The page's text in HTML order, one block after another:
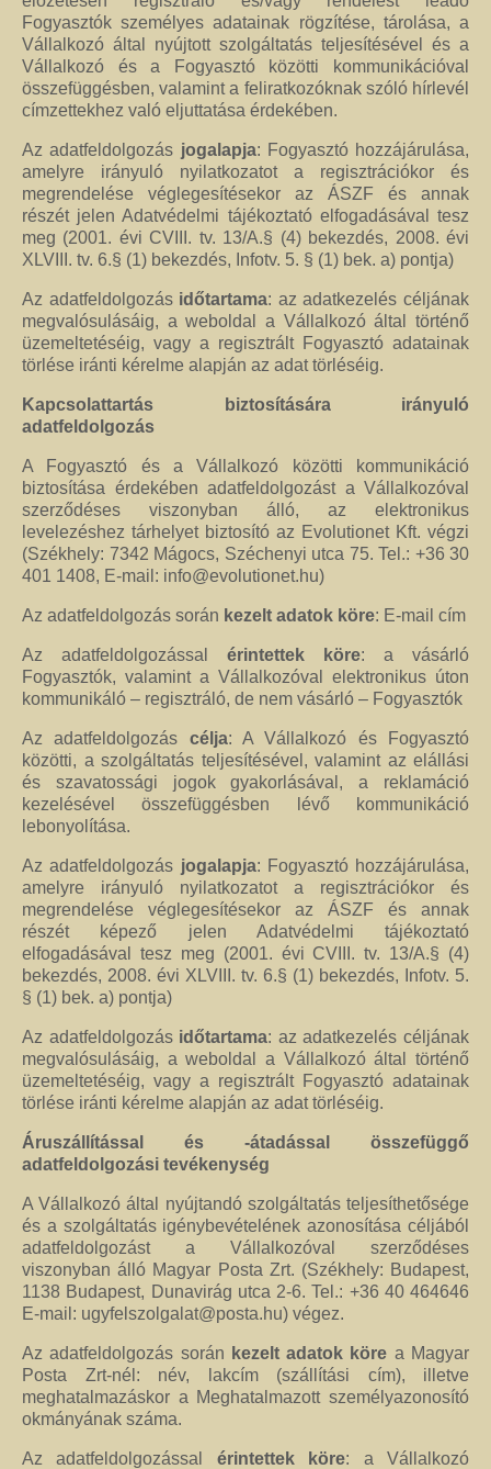
Fogyasztók személyes adatainak rögzítése, tárolása, a
Vállalkozó által nyújtott szolgáltatás teljesítésével és a
Vállalkozó és a Fogyasztó közötti kommunikációval
összefüggésben, valamint a feliratkozóknak szóló hírlevél
címzettekhez való eljuttatása érdekében.
Az adatfeldolgozás jogalapja: Fogyasztó hozzájárulása,
amelyre irányuló nyilatkozatot a regisztrációkor és
megrendelése véglegesítésekor az ÁSZF és annak
részét jelen Adatvédelmi tájékoztató elfogadásával tesz
meg (2001. évi CVIII. tv. 13/A.§ (4) bekezdés, 2008. évi
XLVIII. tv. 6.§ (1) bekezdés, Infotv. 5. § (1) bek. a) pontja)
Az adatfeldolgozás időtartama: az adatkezelés céljának
megvalósulásáig, a weboldal a Vállalkozó által történő
üzemeltetéséig, vagy a regisztrált Fogyasztó adatainak
törlése iránti kérelme alapján az adat törléséig.
Kapcsolattartás biztosítására irányuló
adatfeldolgozás
A Fogyasztó és a Vállalkozó közötti kommunikáció
biztosítása érdekében adatfeldolgozást a Vállalkozóval
szerződéses viszonyban álló, az elektronikus
levelezéshez tárhelyet biztosító az Evolutionet Kft. végzi
(Székhely: 7342 Mágocs, Széchenyi utca 75. Tel.: +36 30
401 1408, E-mail: info@evolutionet.hu)
Az adatfeldolgozás során kezelt adatok köre: E-mail cím
Az adatfeldolgozással érintettek köre: a vásárló
Fogyasztók, valamint a Vállalkozóval elektronikus úton
kommunikáló – regisztráló, de nem vásárló – Fogyasztók
Az adatfeldolgozás célja: A Vállalkozó és Fogyasztó
közötti, a szolgáltatás teljesítésével, valamint az elállási
és szavatossági jogok gyakorlásával, a reklamáció
kezelésével összefüggésben lévő kommunikáció
lebonyolítása.
Az adatfeldolgozás jogalapja: Fogyasztó hozzájárulása,
amelyre irányuló nyilatkozatot a regisztrációkor és
megrendelése véglegesítésekor az ÁSZF és annak
részét képező jelen Adatvédelmi tájékoztató
elfogadásával tesz meg (2001. évi CVIII. tv. 13/A.§ (4)
bekezdés, 2008. évi XLVIII. tv. 6.§ (1) bekezdés, Infotv. 5.
§ (1) bek. a) pontja)
Az adatfeldolgozás időtartama: az adatkezelés céljának
megvalósulásáig, a weboldal a Vállalkozó által történő
üzemeltetéséig, vagy a regisztrált Fogyasztó adatainak
törlése iránti kérelme alapján az adat törléséig.
Áruszállítással és -átadással összefüggő
adatfeldolgozási tevékenység
A Vállalkozó által nyújtandó szolgáltatás teljesíthetősége
és a szolgáltatás igénybevételének azonosítása céljából
adatfeldolgozást a Vállalkozóval szerződéses
viszonyban álló Magyar Posta Zrt. (Székhely: Budapest,
1138 Budapest, Dunavirág utca 2-6. Tel.: +36 40 464646
E-mail: ugyfelszolgalat@posta.hu) végez.
Az adatfeldolgozás során kezelt adatok köre a Magyar
Posta Zrt-nél: név, lakcím (szállítási cím), illetve
meghatalmazáskor a Meghatalmazott személyazonosító
okmányának száma.
Az adatfeldolgozással érintettek köre: a Vállalkozó